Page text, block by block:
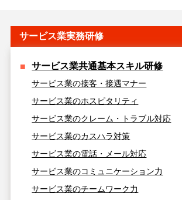
サービス業実務研修
サービス業共通基本スキル研修
サービス業の接客・接遇マナー
サービス業のホスピタリティ
サービス業のクレーム・トラブル対応
サービス業のカスハラ対策
サービス業の電話・メール対応
サービス業のコミュニケーション力
サービス業のチームワーク力